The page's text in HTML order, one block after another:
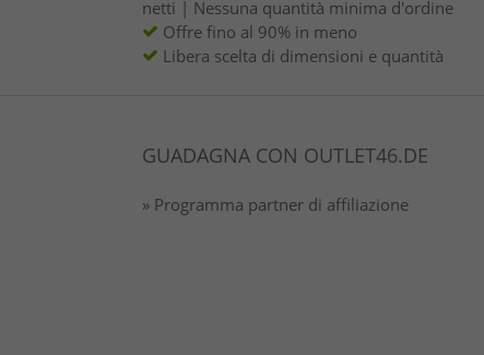
netti | Nessuna quantità minima d'ordine
Offre fino al 90% in meno
Libera scelta di dimensioni e quantità
GUADAGNA CON OUTLET46.DE
» Programma partner di affiliazione